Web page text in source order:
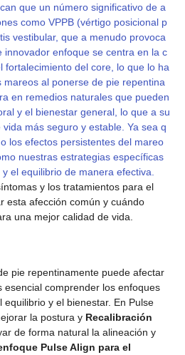
que un número significativo de a
como VPPB (vértigo posicional p
vestibular, que a menudo provoca
innovador enfoque se centra en la c
fortalecimiento del core, lo que lo ha
al ponerse de pie repentina
en remedios naturales que pueden
y el bienestar general, lo que a su
más seguro y estable. Ya sea q
los efectos persistentes del mareo
nuestras estrategias específicas
el equilibrio de manera efectiva.
y los tratamientos para el
esta afección común y cuándo
una mejor calidad de vida.
pie repentinamente puede afectar
esencial comprender los enfoques
y el bienestar. En Pulse
la postura y Recalibración
de forma natural la alineación y
Pulse Align para el